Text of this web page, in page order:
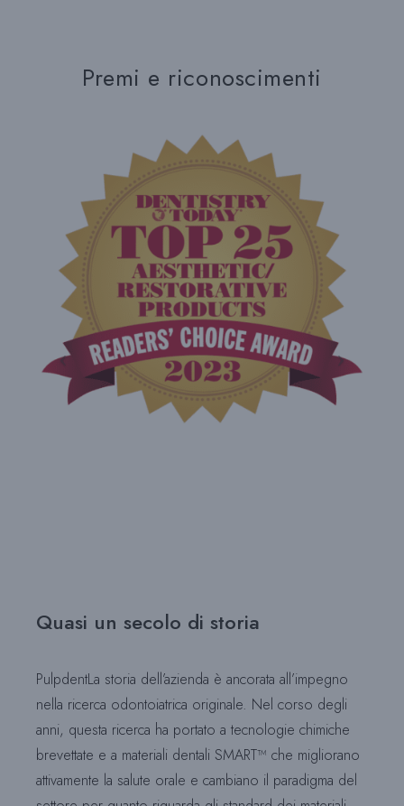
Premi e riconoscimenti
Quasi un secolo di storia
PulpdentLa storia dell’azienda è ancorata all’impegno
nella ricerca odontoiatrica originale. Nel corso degli
anni, questa ricerca ha portato a tecnologie chimiche
brevettate e a materiali dentali SMART™ che migliorano
attivamente la salute orale e cambiano il paradigma del